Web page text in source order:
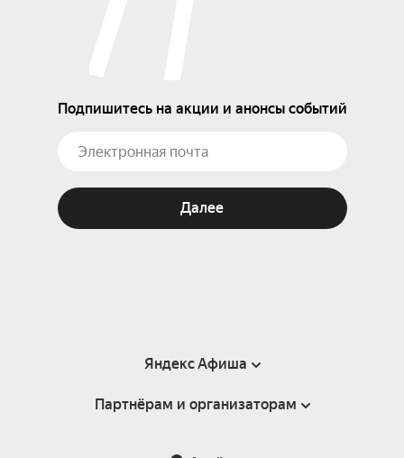
Подпишитесь на акции и анонсы событий
Далее
Яндекс Афиша
Справка
Партнёрам и организаторам